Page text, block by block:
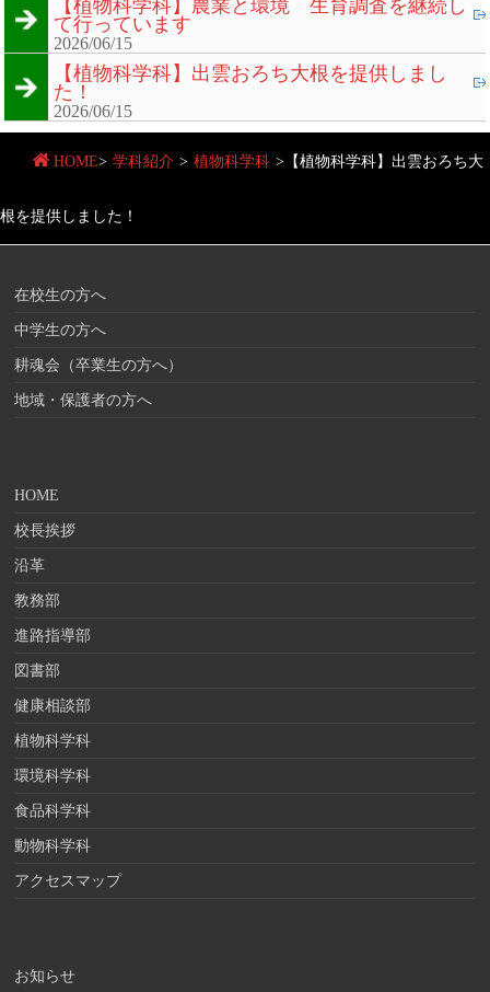
【植物科学科】農業と環境 生育調査を継続し
て行っています
2026/06/15
【植物科学科】出雲おろち大根を提供しまし
た！
2026/06/15
HOME> 学科紹介 > 植物科学科 > 【植物科学科】出雲おろち大
根を提供しました！
在校生の方へ
中学生の方へ
耕魂会（卒業生の方へ）
地域・保護者の方へ
HOME
校長挨拶
沿革
教務部
進路指導部
図書部
健康相談部
植物科学科
環境科学科
食品科学科
動物科学科
アクセスマップ
お知らせ